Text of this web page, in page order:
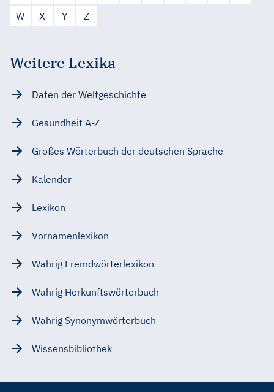
W
X Y Z
Weitere Lexika
Daten der Weltgeschichte
Gesundheit A-Z
Großes Wörterbuch der deutschen Sprache
Kalender
Lexikon
Vornamenlexikon
Wahrig Fremdwörterlexikon
Wahrig Herkunftswörterbuch
Wahrig Synonymwörterbuch
Wissensbibliothek